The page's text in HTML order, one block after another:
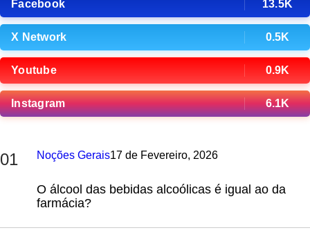
Facebook 13.5K
X Network 0.5K
Youtube 0.9K
Instagram 6.1K
01 Noções Gerais17 de Fevereiro, 2026
O álcool das bebidas alcoólicas é igual ao da
farmácia?